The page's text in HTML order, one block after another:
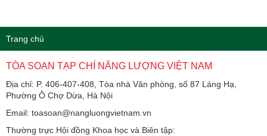
Trang chủ
TÒA SOẠN TẠP CHÍ NĂNG LƯỢNG VIỆT NAM
Địa chỉ: P. 406-407-408, Tòa nhà Văn phòng, số 87 Láng Hạ,
Phường Ô Chợ Dừa, Hà Nội
Email: toasoan@nangluongvietnam.vn
Thường trực Hội đồng Khoa học và Biên tập: